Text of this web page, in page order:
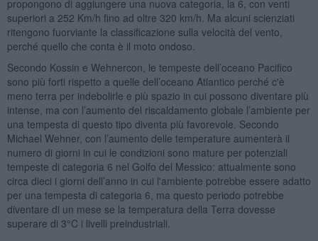
propongono di aggiungere una nuova categoria, la 6, con venti
superiori a 252 Km/h fino ad oltre 320 km/h. Ma alcuni scienziati
ritengono fuorviante la classificazione sulla velocità del vento,
perché quello che conta è il moto ondoso.
Secondo Kossin e Wehnercon, le tempeste dell’oceano Pacifico
sono più forti rispetto a quelle dell’oceano Atlantico perché c'è
meno terra per indebolirle e più spazio in cui possono diventare più
intense, ma con l’aumento del riscaldamento globale l’ambiente per
una tempesta di questo tipo diventa più favorevole. Secondo
Michael Wehner, con l’aumento delle temperature aumenterà il
numero di giorni in cui le condizioni sono mature per potenziali
tempeste di categoria 6 nel Golfo del Messico: attualmente sono
circa dieci i giorni dell’anno in cui l'ambiente potrebbe essere adatto
per una tempesta di categoria 6, ma questo periodo potrebbe
diventare di un mese se la temperatura della Terra dovesse
superare di 3°C i livelli preindustriali.